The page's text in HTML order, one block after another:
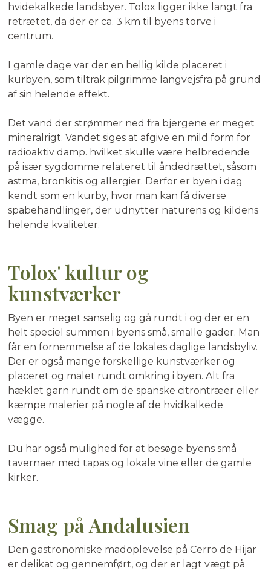
hvidekalkede landsbyer. Tolox ligger ikke langt fra
retrætet, da der er ca. 3 km til byens torve i
centrum.
I gamle dage var der en hellig kilde placeret i
kurbyen, som tiltrak pilgrimme langvejsfra på grund
af sin helende effekt.
Det vand der strømmer ned fra bjergene er meget
mineralrigt. Vandet siges at afgive en mild form for
radioaktiv damp. hvilket skulle være helbredende
på især sygdomme relateret til åndedrættet, såsom
astma, bronkitis og allergier. Derfor er byen i dag
kendt som en kurby, hvor man kan få diverse
spabehandlinger, der udnytter naturens og kildens
helende kvaliteter.
Tolox' kultur og
kunstværker
Byen er meget sanselig og gå rundt i og der er en
helt speciel summen i byens små, smalle gader. Man
får en fornemmelse af de lokales daglige landsbyliv.
Der er også mange forskellige kunstværker og
placeret og malet rundt omkring i byen. Alt fra
hæklet garn rundt om de spanske citrontræer eller
kæmpe malerier på nogle af de hvidkalkede
vægge.
Du har også mulighed for at besøge byens små
tavernaer med tapas og lokale vine eller de gamle
kirker.
Smag på Andalusien
Den gastronomiske madoplevelse på Cerro de Hijar
er delikat og gennemført, og der er lagt vægt på